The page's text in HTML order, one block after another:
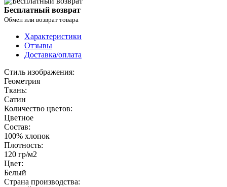
Бесплатный возврат
Обмен или возврат товара
Характеристики
Отзывы
Доставка/оплата
Стиль изображения:
Геометрия
Ткань:
Сатин
Количество цветов:
Цветное
Состав:
100% хлопок
Плотность:
120 гр/м2
Цвет:
Белый
Страна производства: